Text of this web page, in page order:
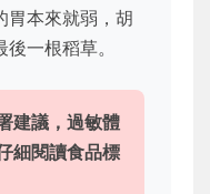
本來就弱，胡
一根稻草。
建議，過敏體
細閱讀食品標